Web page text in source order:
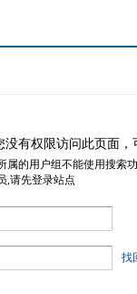
没有权限访问此页面
属的用户组不能使用搜索
,请先登录站点
找